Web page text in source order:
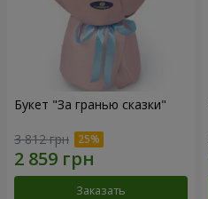
Букет "За гранью сказки"
3 812 грн
Заказать